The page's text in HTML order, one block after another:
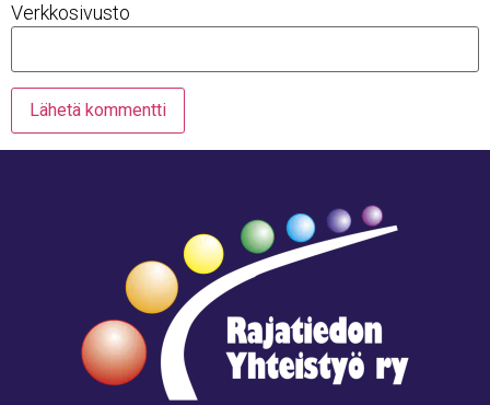
Verkkosivusto